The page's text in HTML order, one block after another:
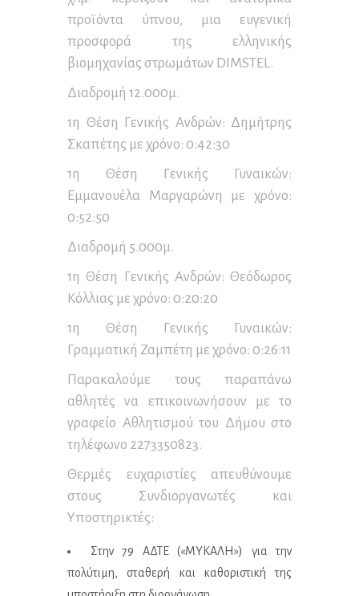
προϊόντα ύπνου, μια ευγενική
προσφορά της ελληνικής
βιομηχανίας στρωμάτων DIMSTEL.
Διαδρομή 12.000μ.
1η Θέση Γενικής Ανδρών: Δημήτρης
Σκαπέτης με χρόνο: 0:42:30
1η Θέση Γενικής Γυναικών:
Εμμανουέλα Μαργαρώνη με χρόνο:
0:52:50
Διαδρομή 5.000μ.
1η Θέση Γενικής Ανδρών: Θεόδωρος
Κόλλιας με χρόνο: 0:20:20
1η Θέση Γενικής Γυναικών:
Γραμματική Ζαμπέτη με χρόνο: 0:26:11
Παρακαλούμε τους παραπάνω
αθλητές να επικοινωνήσουν με το
γραφείο Αθλητισμού του Δήμου στο
τηλέφωνο 2273350823.
Θερμές ευχαριστίες απευθύνουμε
στους Συνδιοργανωτές και
Υποστηρικτές:
Στην 79 ΑΔΤΕ («ΜΥΚΑΛΗ») για την
πολύτιμη, σταθερή και καθοριστική της